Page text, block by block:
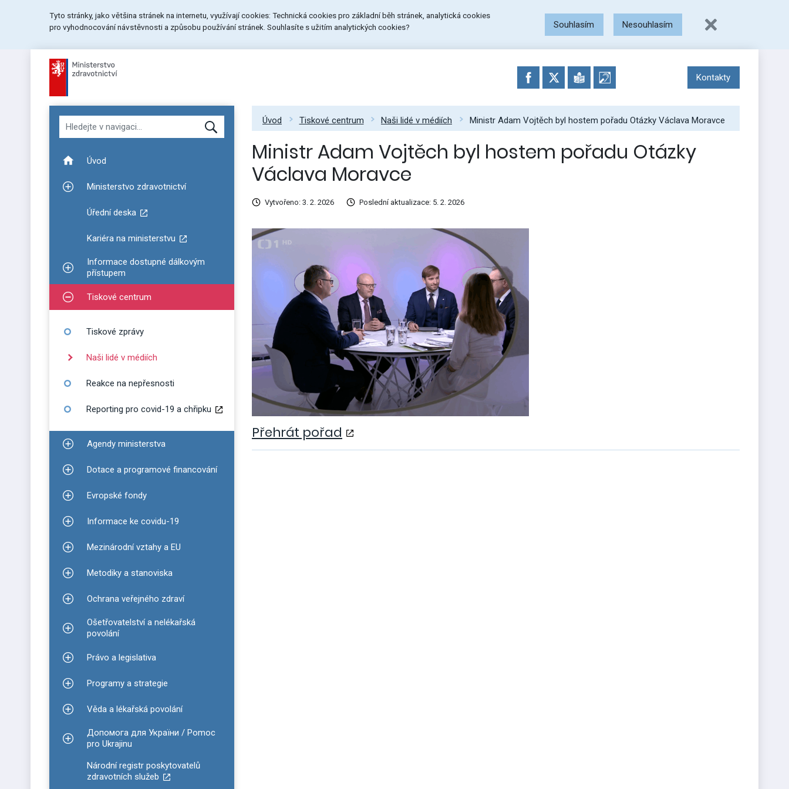
Tyto stránky, jako většina stránek na internetu, využívají cookies: Technická cookies pro základní běh stránek, analytická cookies
pro vyhodnocování návstěvnosti a způsobu používání stránek. Souhlasíte s užitím analytických cookies?
Souhlasím Nesouhlasím
Kontakty
Hledat v navigaci
Úvod
Zobrazit podmenu pro Ministerstvo zdravotnictví
Ministerstvo zdravotnictví
Úřední deska
Kariéra na ministerstvu
Zobrazit podmenu pro Informace dostupné dálkovým přístupem
Informace dostupné dálkovým
přístupem
Zobrazit podmenu pro Tiskové centrum
Tiskové centrum
Tiskové zprávy
Naši lidé v médiích
Reakce na nepřesnosti
Reporting pro covid-19 a chřipku
Zobrazit podmenu pro Agendy ministerstva
Agendy ministerstva
Zobrazit podmenu pro Dotace a programové financování
Dotace a programové financování
Zobrazit podmenu pro Evropské fondy
Evropské fondy
Zobrazit podmenu pro Informace ke covidu-19
Informace ke covidu-19
Zobrazit podmenu pro Mezinárodní vztahy a EU
Mezinárodní vztahy a EU
Zobrazit podmenu pro Metodiky a stanoviska
Metodiky a stanoviska
Zobrazit podmenu pro Ochrana veřejného zdraví
Ochrana veřejného zdraví
Zobrazit podmenu pro Ošetřovatelství a nelékařská povolání
Ošetřovatelství a nelékařská
povolání
Zobrazit podmenu pro Právo a legislativa
Právo a legislativa
Zobrazit podmenu pro Programy a strategie
Programy a strategie
Zobrazit podmenu pro Věda a lékařská povolání
Věda a lékařská povolání
Zobrazit podmenu pro Допомога для України / Pomoc pro Ukrajinu
Допомога для України / Pomoc
pro Ukrajinu
Národní registr poskytovatelů
zdravotních služeb
Úvod Tiskové centrum Naši lidé v médiích Ministr Adam Vojtěch byl hostem pořadu Otázky Václava Moravce
Ministr Adam Vojtěch byl hostem pořadu Otázky
Václava Moravce
Vytvořeno: 3. 2. 2026 Poslední aktualizace: 5. 2. 2026
Přehrát pořad